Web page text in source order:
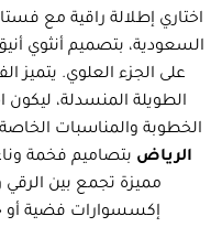
اختاري إطلالة راقية مع
السعودية، بتصميم أنثوي
على الجزء العلوي. يتميز
الطويلة المنسدلة، ليكون
الخطوبة والمناسبات
الرياض بتصاميم فخمة
مميزة تجمع بين
إكسسوارات فضية أو